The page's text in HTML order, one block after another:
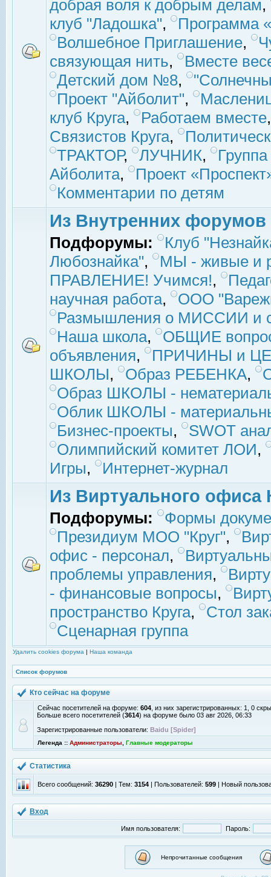
добрая воля к добрым делам,
клуб "Ладошка",
Программа
Волшебное Приглашение,
связующая нить,
Вместе
Детский дом №8,
Проект "Айболит",
клуб Круга, Работаем вместе
Связистов Круга,
ТРАКТОР, ЛУЧНИК,
Айболита,
Проект
Комментарии по детям
Из Внутренних форумов
Подфорумы:
Клуб
Любознайка",
МЫ - живые и
ПРАВЛЕНИЕ! Учимся!,
научная работа,
ООО
Размышления о МИССИИ и
Наша школа,
ОБЩИЕ
объявления,
ПРИЧИНЫ и
ШКОЛЫ, Образ РЕБЕНКА,
Образ ШКОЛЫ -
Облик ШКОЛЫ -
Бизнес-проекты,
SWOT
Олимпийский комитет ЛОИ,
Игры, Интернет-журнал
Из Виртуального офиса
Подфорумы:
Формы
Президиум МОО "Круг",
офис - персонал,
проблемы управления,
- финансовые вопросы,
пространство Круга,
Стол
Сценарная группа
Удалить cookies форума | Наша команда
Список форумов
Кто сейчас на форуме
Сейчас посетителей на форуме: 604 , из них зарегистрированных: 1, 0
Больше всего посетителей (3614) на форуме было 03 авг 2026, 06:33
Зарегистрированные пользователи: Baidu [Spider]
Легенда :: Администраторы Главные модераторы
Статистика
Всего сообщений: 36290 | Тем: 3154 | Пользователей: 599 | Новый
Вход
Имя пользователя: Пароль:
Непрочитанные сообщения